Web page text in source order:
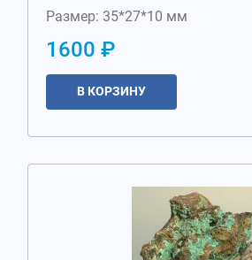
Размер: 35*27*10 мм
1600 ₽
В КОРЗИНУ